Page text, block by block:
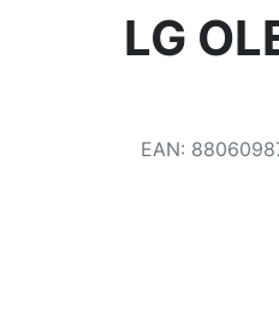
Pays de livraison
LG
EAN: